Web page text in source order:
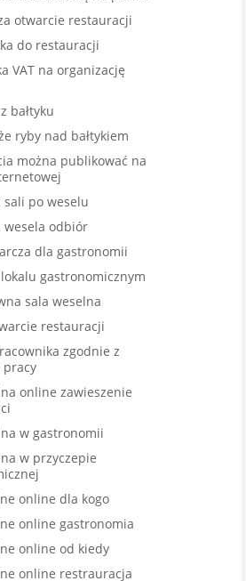
otwarcie restauracji
do restauracji
VAT na organizację
bałtyku
ryby nad bałtykiem
można publikować na
sali po weselu
wesela odbiór
dla gastronomii
gastronomicznym
sala weselna
restauracji
zgodnie z
pracy
online zawieszenie
w gastronomii
w przyczepie
online dla kogo
online gastronomia
online od kiedy
online restrauracja